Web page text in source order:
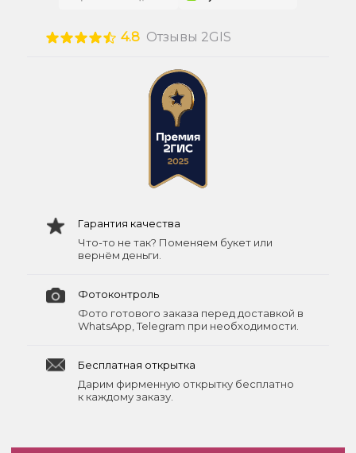
4.8 Отзывы 2GIS
Гарантия качества
Что-то не так? Поменяем букет или
вернём деньги.
Фотоконтроль
Фото готового заказа перед доставкой в
WhatsApp, Telegram при необходимости.
Бесплатная открытка
Дарим фирменную открытку бесплатно
к каждому заказу.